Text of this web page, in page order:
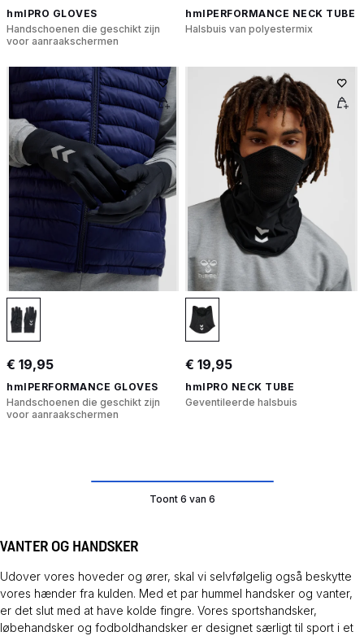
hmlPRO GLOVES
Handschoenen die geschikt zijn
voor aanraakschermen
hmlPERFORMANCE NECK TUBE
Halsbuis van polyestermix
€ 19,95
hmlPERFORMANCE GLOVES
Handschoenen die geschikt zijn
voor aanraakschermen
€ 19,95
hmlPRO NECK TUBE
Geventileerde halsbuis
Toont 6 van 6
VANTER OG HANDSKER
Udover vores hoveder og ører, skal vi selvfølgelig også beskytte
vores hænder fra kulden. Med et par hummel handsker og vanter,
er det slut med at have kolde fingre. Vores sportshandsker,
løbehandsker og fodboldhandsker er designet særligt til sport i et